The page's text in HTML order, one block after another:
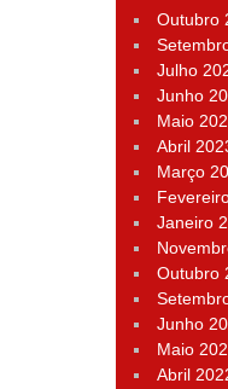
Outubro
Julho
Junho
Maio
Abril
Março
Janeiro
Outubro
Junho
Maio
Abril